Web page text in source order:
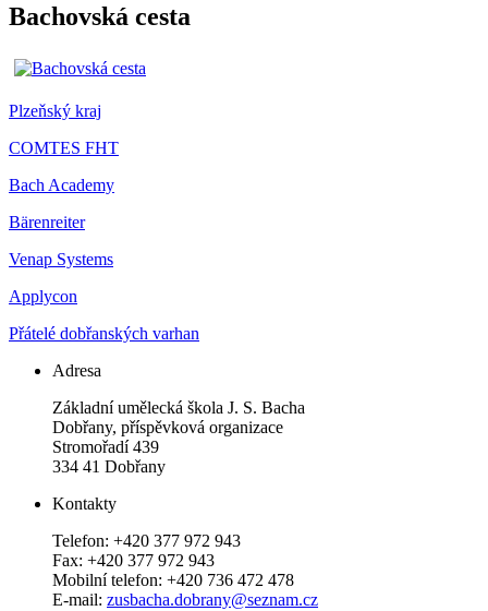
Bachovská cesta
Plzeňský kraj
COMTES FHT
Bach Academy
Bärenreiter
Venap Systems
Applycon
Přátelé dobřanských varhan
Adresa
Základní umělecká škola J. S. Bacha
Dobřany, příspěvková organizace
Stromořadí 439
334 41 Dobřany
Kontakty
Telefon: +420 377 972 943
Fax: +420 377 972 943
Mobilní telefon: +420 736 472 478
E-mail: zusbacha.dobrany@seznam.cz